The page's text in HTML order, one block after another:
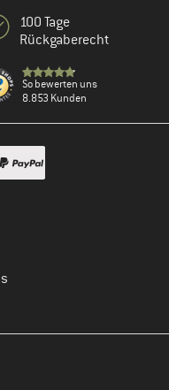
100 Tage
Rückgaberecht
So bewerten uns
8.853 Kunden